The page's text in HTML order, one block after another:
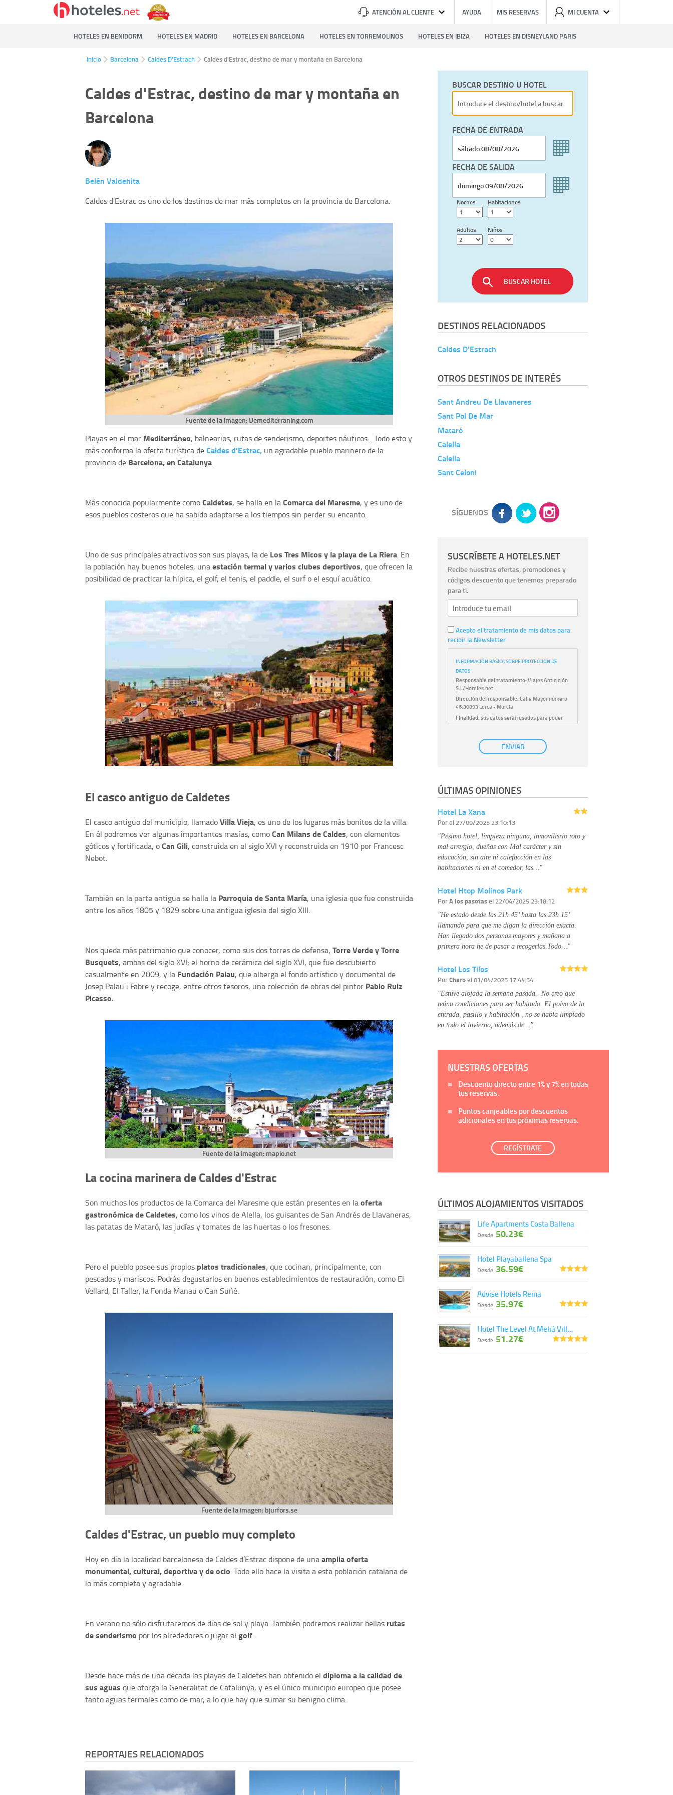
ATENCIÓN AL CLIENTE AYUDA MIS RESERVAS MI CUENTA
HOTELES EN BENIDORM HOTELES EN MADRID HOTELES EN BARCELONA HOTELES EN TORREMOLINOS HOTELES EN IBIZA HOTELES EN DISNEYLAND PARIS
Inicio Barcelona Caldes D'Estrach Caldes d'Estrac, destino de mar y montaña en Barcelona
Caldes d'Estrac, destino de mar y montaña en
Barcelona
Belén Valdehita
Caldes d'Estrac es uno de los destinos de mar más completos en la provincia de Barcelona.
Fuente de la imagen: Demediterraning.com
Playas en el mar Mediterráneo, balnearios, rutas de senderismo, deportes náuticos... Todo esto y
más conforma la oferta turística deCaldes d'Estrac, un agradable pueblo marinero de la
provincia de Barcelona, en Catalunya.
Más conocida popularmente comoCaldetes, se halla en laComarca del Maresme, y es uno de
esos pueblos costeros que ha sabido adaptarse a los tiempos sin perder su encanto.
Uno de sus principales atractivos son sus playas, la de Los Tres Micos y la playa de La Riera. En
la población hay buenos hoteles, unaestación termal y varios clubes deportivos, que ofrecen la
posibilidad de practicar la hípica, el golf, el tenis, el paddle, el surf o el esquí acuático.
El casco antiguo de Caldetes
El casco antiguo del municipio, llamadoVilla Vieja, es uno de los lugares más bonitos de la villa.
En él podremos ver algunas importantes masías, comoCan Milans de Caldes, con elementos
góticos y fortificada, oCan Gili, construida en el siglo XVI y reconstruida en 1910 por Francesc
Nebot.
También en la parte antigua se halla la Parroquia de Santa María, una iglesia que fue construida
entre los años 1805 y 1829 sobre una antigua iglesia del siglo XIII.
Nos queda más patrimonio que conocer, como sus dos torres de defensa, Torre Verde y Torre
Busquets, ambas del siglo XVI; el horno de cerámica del siglo XVI, que fue descubierto
casualmente en 2009, y la Fundación Palau, que alberga el fondo artístico y documental de
Josep Palau i Fabre y recoge, entre otros tesoros, una colección de obras del pintor Pablo Ruiz
Picasso.
Fuente de la imagen: mapio.net
La cocina marinera de Caldes d'Estrac
Son muchos los productos de la Comarca del Maresme que están presentes en laoferta
gastronómica de Caldetes, como los vinos de Alella, los guisantes de San Andrés de Llavaneras,
las patatas de Mataró, las judías y tomates de las huertas o los fresones.
Pero el pueblo posee sus propios platos tradicionales, que cocinan, principalmente, con
pescados y mariscos. Podrás degustarlos en buenos establecimientos de restauración, como El
Vellard, El Taller, la Fonda Manau o Can Suñé.
Fuente de la imagen: bjurfors.se
Caldes d'Estrac, un pueblo muy completo
Hoy en día la localidad barcelonesa de Caldes d’Estrac dispone de unaamplia oferta
monumental, cultural, deportiva y de ocio. Todo ello hace la visita a esta población catalana de
lo más completa y agradable.
En verano no sólo disfrutaremos de días de sol y playa. También podremos realizar bellas rutas
de senderismo por los alrededores o jugar al golf.
Desde hace más de una década las playas de Caldetes han obtenido el diploma a la calidad de
sus aguas que otorga la Generalitat de Catalunya, y es el único municipio europeo que posee
tanto aguas termales como de mar, a lo que hay que sumar su benigno clima.
REPORTAJES RELACIONADOS
BUSCAR DESTINO U HOTEL
FECHA DE ENTRADA
FECHA DE SALIDA
Noches Habitaciones
Adultos Niños
BUSCAR HOTEL
DESTINOS RELACIONADOS
Caldes D'Estrach
OTROS DESTINOS DE INTERÉS
Sant Andreu De Llavaneres
Sant Pol De Mar
Mataró
Calella
Calella
Sant Celoni
SÍGUENOS
SUSCRÍBETE A HOTELES.NET
Recibe nuestras ofertas, promociones y
códigos descuento que tenemos preparado
para ti.
Acepto el tratamiento de mis datos para
recibir la Newsletter
INFORMACIÓN BÁSICA SOBRE PROTECCIÓN DE
DATOS
Responsable del tratamiento:Viajes Anticiclón
S.L/Hoteles.net
Dirección del responsable:Calle Mayor número
46,30893 Lorca - Murcia
Finalidad:sus datos serán usados para poder
atender sus solicitudes y prestarle nuestros
Publicidad: solo le enviaremos publicidad con su
autorización previa, que podrá facilitarnos
con su consentimiento previo, que podrá
facilitarnos mediante la casilla correspondiente
Destinatarios:
personal de nuestra entidad que esté
conocimiento de la información que le pedimos.
No se comunicarán datos a terceros.
Derechos: tiene derecho a saber qué
información tenemos sobre usted, corregirla y
eliminarla, tal y como se explica en la
página web.
Información complementaria:Puede consultar
tratamos sus datos en lapolítica de privacidad
ENVIAR
ÚLTIMAS OPINIONES
Hotel La Xana
Porel 27/09/2025 23:10:13
"Pésimo hotel, limpieza ninguna, inmovilisrio roto y
mal arrerglo, dueñas con Mal carácter y sin
educación, sin aire ni calefacción en las
habitaciones ni en el comedor, las…"
Hotel Htop Molinos Park
PorA los pasotasel 22/04/2025 23:18:12
"He estado desde las 21h 45’ hasta las 23h 15’
llamando para que me digan la dirección exacta.
Han llegado dos personas mayores y mañana a
primera hora he de pasar a recogerlas.Todo…"
Hotel Los Tilos
PorCharoel 01/04/2025 17:44:54
"Estuve alojada la semana pasada...No creo que
reúna condiciones para ser habitado. El polvo de la
entrada, pasillo y habitación , no se había limpiado
en todo el invierno, además de…"
NUESTRAS OFERTAS
Descuento directo entre 1%y7%en todas
tus reservas.
Puntos canjeables por descuentos
adicionales en tus próximas reservas.
REGÍSTRATE
ÚLTIMOS ALOJAMIENTOS VISITADOS
Life Apartments Costa Ballena
Desde 50.23€
Hotel Playaballena Spa
Desde 36.59€
Advise Hotels Reina
Desde 35.97€
Hotel The Level At Meliá Vill…
Desde 51.27€